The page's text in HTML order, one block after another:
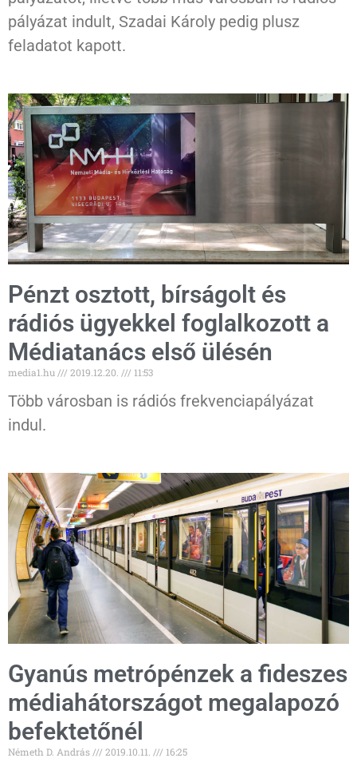
pályázat indult, Szadai Károly pedig plusz
feladatot kapott.
Pénzt osztott, bírságolt és
rádiós ügyekkel foglalkozott a
Médiatanács első ülésén
media1.hu 2019.12.20. 11:53
Több városban is rádiós frekvenciapályázat
indul.
Gyanús metrópénzek a fideszes
médiahátországot megalapozó
befektetőnél
Németh D. András 2019.10.11. 16:25